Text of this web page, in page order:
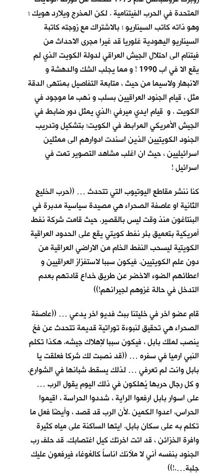
المتحدة في الحرب الفيتنامية . لكن المخرج ويلارد هويك ؛
وهو ذاته كاتب السيناريو ؛ بالاشتراك مع زوجته كاتبة
السيناريو اليهودية غلوريا قد غيرا مجرى الاحداث من
فيتنام الى احتلال الجيش العراقي لدولة الكويت الذي لم
يقع الا في اب 1990 ! و مما يجلب الشك والدهشة و
الانبهار ولاسيما من حيث ، متابعة التفاصيل بمنتهى الدقة
مثل ، قيام الجنود العراقيين بسلب و نهب ما موجود في
الكويت . و قيام ايدي ميرفي ؛الذي يمثل دور ضابط في
الجيش الأمريكي المرابط في الكويت؛ بتشكيل وتدريب
الجنود الكويتيين الذين اسندت ادوارهم الى ممثلين
اسرائيليين ، حيث ان اغلب مشاهد التصوير تمت في
اسرائيل !
كنا ننشر مقاطع اليوتيوب التي تتحدث … ((حرب الخليج
الثانية او عاصفة الصحراء هي مصيدة سياسية مدبرة في
البنتاغون منذ وقت ليس بالقصير. حيث قامت شركة نفط
أمريكية بتعميق بئر نفط كويتي يقع على الحدود العراقية
الكويتية ليسحب النفط الخام من الاراضي العراقية من
دون علم الكويتيين. فيكون سببا لاستفزاز العراقيين و
اعطائهم الضوء الاخضر عن طريق خداع قادتهم بعدم
التدخل في حالة غزوهم لجيرانهم!))
قام عضو اخر في خليتنا ببث فديو اخر يدعي … ((عاصفة
الصحراء هي تحقيق لنبوءة توراتية قديمة تتحدث عن فخ
ينصب لملك بابل ، فيكون سببا لإهلاك جيشه. هكذا تكلم
النبي ارميا في سفره … ((قد نصبت لك شركا فعلقت يا
بابل وانت لم تعرفي … لذلك يسقط شبانها في الشوارع.
و كل رجال حربها يُهلكون في ذلك اليوم يقول الرب …
على اسوار بابل ارفعوا الراية ، شددوا الحراسة ، اقيموا
الحراس، اعدوا الكمين .لأن الرب قد قصد ، وأيضًا فعل ما
تكلم به على سكان بابل. ايتها الساكنة على مياه كثيرة
وافرة الخزائن ، قد اتت اخرتك كيل اغتصابك. قد حلف رب
الجنود بنفسه أني لا ملأنك اناساً كالغوغاء فيرفعون عليك
جلبة….!))